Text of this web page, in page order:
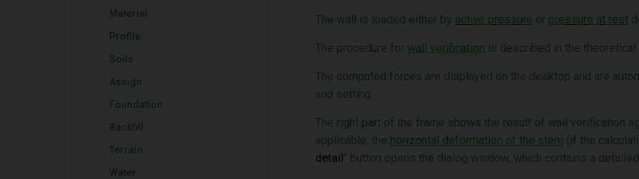
Material
Profile
Soils
Assign
Foundation
Backfill
Terrain
Water
The wall is loaded either by active pressure or pressure at rest
The procedure for wall verification is described in the
The computed forces are displayed on the desktop and are
and setting.
The right part of the frame shows the result of wall verification
applicable, the horizontal deformation of the stem (if the
detail" button opens the dialog window, which contains a